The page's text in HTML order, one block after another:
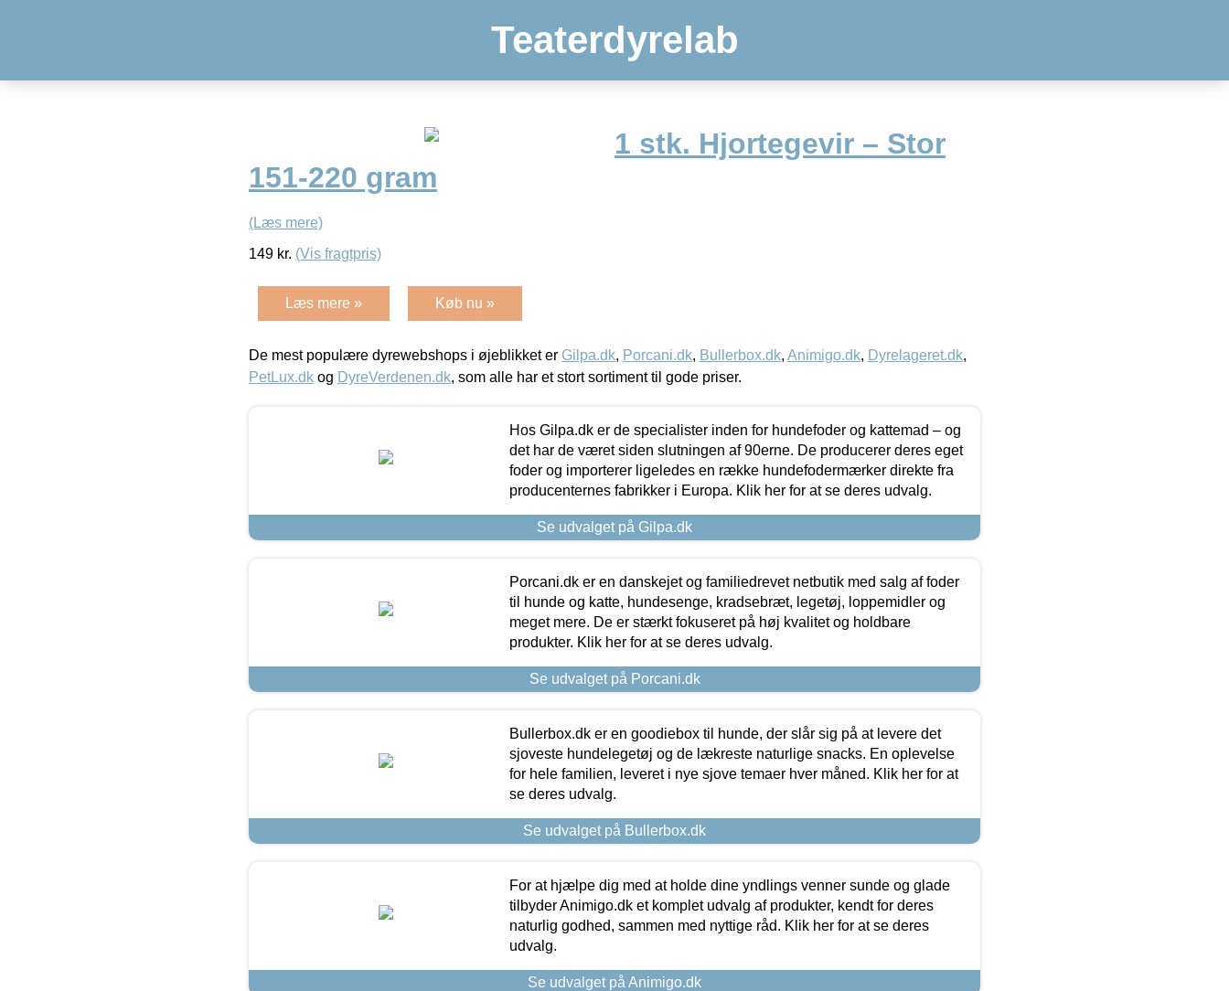
Teaterdyrelab
1 stk. Hjortegevir – Stor
151-220 gram
(Læs mere)
149 kr. (Vis fragtpris)
Læs mere » Køb nu »
De mest populære dyrewebshops i øjeblikket er Gilpa.dk, Porcani.dk, Bullerbox.dk, Animigo.dk, Dyrelageret.dk,
PetLux.dk og DyreVerdenen.dk, som alle har et stort sortiment til gode priser.
Hos Gilpa.dk er de specialister inden for hundefoder og kattemad – og
det har de været siden slutningen af 90erne. De producerer deres eget
foder og importerer ligeledes en række hundefodermærker direkte fra
producenternes fabrikker i Europa. Klik her for at se deres udvalg.
Se udvalget på Gilpa.dk
Porcani.dk er en danskejet og familiedrevet netbutik med salg af foder
til hunde og katte, hundesenge, kradsebræt, legetøj, loppemidler og
meget mere. De er stærkt fokuseret på høj kvalitet og holdbare
produkter. Klik her for at se deres udvalg.
Se udvalget på Porcani.dk
Bullerbox.dk er en goodiebox til hunde, der slår sig på at levere det
sjoveste hundelegetøj og de lækreste naturlige snacks. En oplevelse
for hele familien, leveret i nye sjove temaer hver måned. Klik her for at
se deres udvalg.
Se udvalget på Bullerbox.dk
For at hjælpe dig med at holde dine yndlings venner sunde og glade
tilbyder Animigo.dk et komplet udvalg af produkter, kendt for deres
naturlig godhed, sammen med nyttige råd. Klik her for at se deres
udvalg.
Se udvalget på Animigo.dk